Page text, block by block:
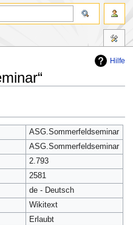
Hilfe
ASG.Sommerfeldseminar
ASG.Sommerfeldseminar
2.793
2581
de - Deutsch
Wikitext
Erlaubt